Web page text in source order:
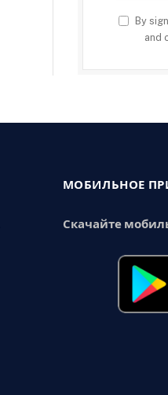
By
and
МОБИЛЬНОЕ
Скачайте